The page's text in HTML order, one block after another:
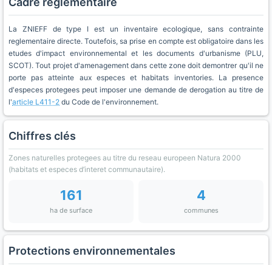
La ZNIEFF de type I est un inventaire ecologique, sans contrainte
reglementaire directe. Toutefois, sa prise en compte est obligatoire dans les
etudes d'impact environnemental et les documents d'urbanisme (PLU,
SCOT). Tout projet d'amenagement dans cette zone doit demontrer qu'il ne
porte pas atteinte aux especes et habitats inventories. La presence
d'especes protegees peut imposer une demande de derogation au titre de
l'article L411-2 du Code de l'environnement.
Chiffres clés
Zones naturelles protegees au titre du reseau europeen Natura 2000
(habitats et especes d’interet communautaire).
161
ha de surface
4
communes
Protections environnementales